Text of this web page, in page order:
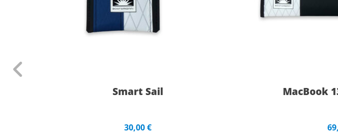
Smart Sail
30,00€
MacBook